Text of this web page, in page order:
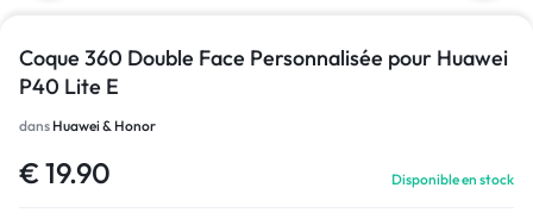
Coque 360 Double Face Personnalisée pour Huawei
P40 Lite E
dans Huawei & Honor
€ 19.90 Disponible en stock